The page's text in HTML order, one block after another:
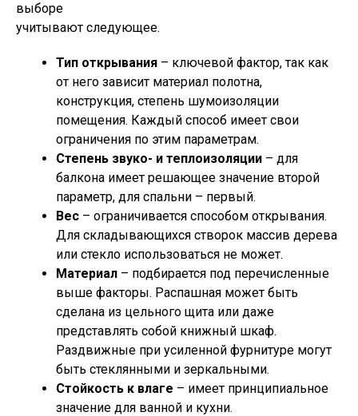
выборе
учитывают следующее.
Тип открывания – ключевой фактор, так как
от него зависит материал полотна,
конструкция, степень шумоизоляции
помещения. Каждый способ имеет свои
ограничения по этим параметрам.
Степень звуко- и теплоизоляции – для
балкона имеет решающее значение второй
параметр, для спальни – первый.
Вес – ограничивается способом открывания.
Для складывающихся створок массив дерева
или стекло использоваться не может.
Материал – подбирается под перечисленные
выше факторы. Распашная может быть
сделана из цельного щита или даже
представлять собой книжный шкаф.
Раздвижные при усиленной фурнитуре могут
быть стеклянными и зеркальными.
Стойкость к влаге – имеет принципиальное
значение для ванной и кухни.